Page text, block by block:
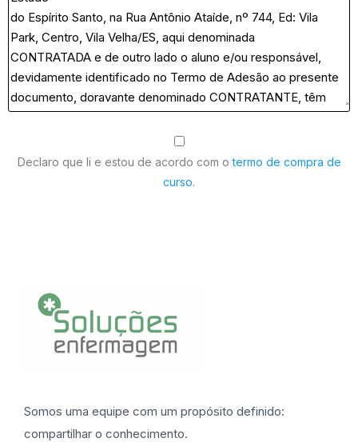
Declaro que li e estou de acordo com otermo de compra de
curso.
Somos uma equipe com um propósito definido:
compartilhar o conhecimento.